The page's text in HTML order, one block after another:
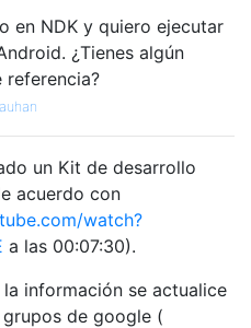
en NDK y quiero ejecutar
¿Tienes algún
referencia?
un Kit de desarrollo
acuerdo con
watch?
a las 00:07:30).
la información se actualice
de google (